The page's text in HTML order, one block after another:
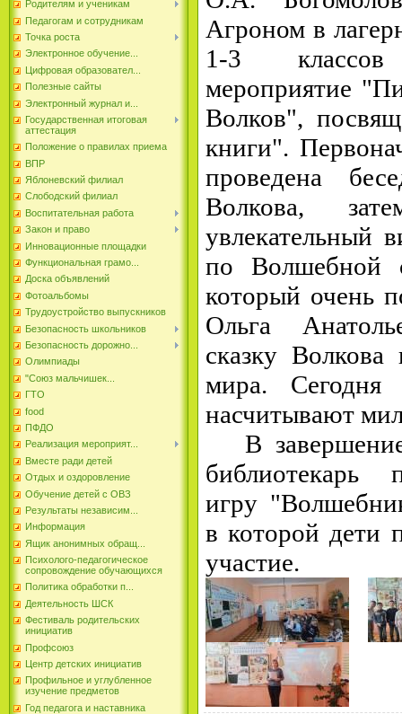
Родителям и ученикам
Педагогам и сотрудникам
Точка роста
Электронное обучение...
Цифровая образовател...
Полезные сайты
Электронный журнал и...
Государственная итоговая
аттестация
Положение о правилах приема
ВПР
Яблоневский филиал
Слободский филиал
Воспитательная работа
Закон и право
Инновационные площадки
Функциональная грамо...
Доска объявлений
Фотоальбомы
Трудоустройство выпускников
Безопасность школьников
Безопасность дорожно...
Олимпиады
"Союз мальчишек...
ГТО
food
ПФДО
Реализация мероприят...
Вместе ради детей
Отдых и оздоровление
Обучение детей с ОВЗ
Результаты независим...
Информация
Ящик анонимных обращ...
Психолого-педагогическое
сопровождение обучающихся
Политика обработки п...
Деятельность ШСК
Фестиваль родительских
инициатив
Профсоюз
Центр детских инициатив
Профильное и углубленное
изучение предметов
Год педагога и наставника
Агроном в
1-3
мероприятие
Волков",
книги".
проведена
Волкова,
увлекательный
по Волшебной
который очень
Ольга
сказку
мира. Сегодня
насчитывают
В завершение
библиотекарь
игру
в которой дети
участие.